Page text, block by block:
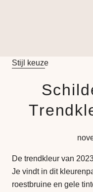
Stijl keuze
De trendkleur van
Je vindt in dit
roestbruine en gele